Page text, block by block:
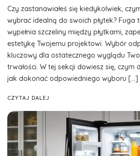
Czy zastanawiałeś się kiedykolwiek,
wybrać idealną do swoich płytek? Fuga
wypełnia szczeliny między płytkami,
estetykę Twojemu projektowi. Wybór
kluczowy dla ostatecznego wyglądu
trwałości. W tej sekcji dowiesz się, czym
jak dokonać odpowiedniego wyboru […]
CZYTAJ DALEJ